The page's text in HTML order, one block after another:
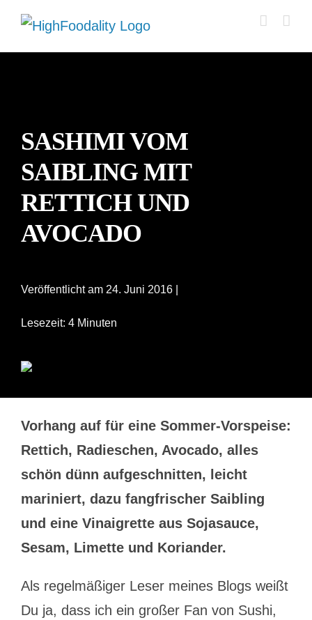
Zum
Inhalt
SASHIMI VOM
SAIBLING MIT
RETTICH UND
AVOCADO
Veröffentlicht am 24. Juni 2016 |
Lesezeit: 4 Minuten
Vorhang auf für eine Sommer-Vorspeise:
Rettich, Radieschen, Avocado, alles
schön dünn aufgeschnitten, leicht
mariniert, dazu fangfrischer Saibling
und eine Vinaigrette aus Sojasauce,
Sesam, Limette und Koriander.
Als regelmäßiger Leser meines Blogs weißt
Du ja, dass ich ein großer Fan von Sushi,